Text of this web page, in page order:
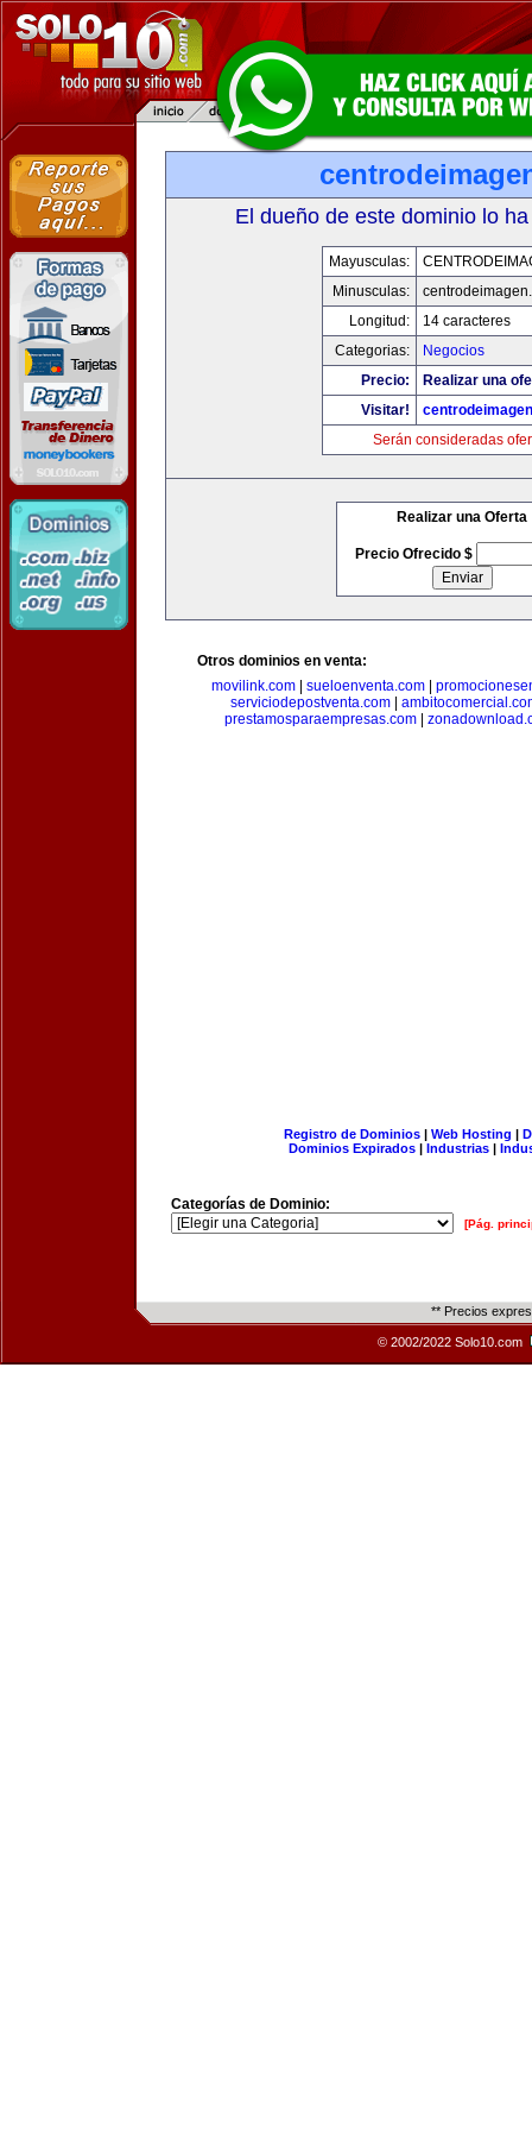
El dueño de este dominio lo
Mayusculas:
Minusculas:
Longitud:
14 caracteres
Categorias:
Negocios
Precio:
Realizar una
Visitar!
Serán consideradas
Realizar una Oferta
Precio Ofrecido $
Otros dominios en venta:
movilink.com
sueloenventa.com
serviciodepostventa.com
prestamosparaempresas.com
Registro de Dominios| Web Hosting |
Dominios Expirados | Industrias |
Categorías de Dominio:
[Pág.
** Precios
© 2002/2022 Solo10.com